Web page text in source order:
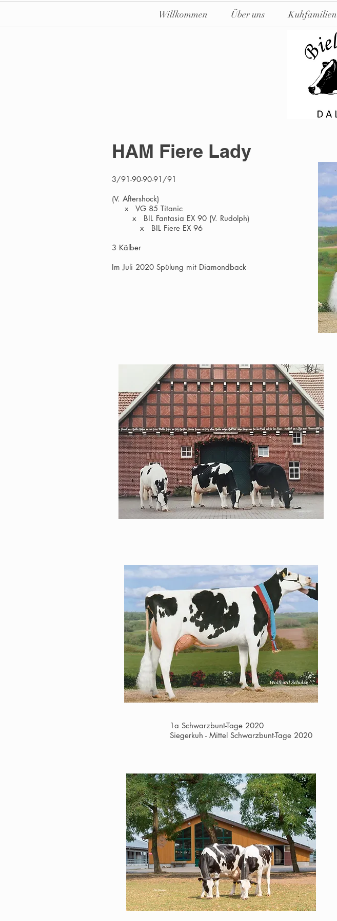
Willkommen Über uns Kuhfamilien
HAM Fiere Lady
3/91-90-90-91/91
(V. Aftershock)
x VG 85 Titanic
x BIL Fantasia EX 90 (V. Rudolph)
x BIL Fiere EX 96
3 Kälber
Im Juli 2020 Spülung mit Diamondback
1a Schwarzbunt-Tage 2020
Siegerkuh - Mittel Schwarzbunt-Tage 2020